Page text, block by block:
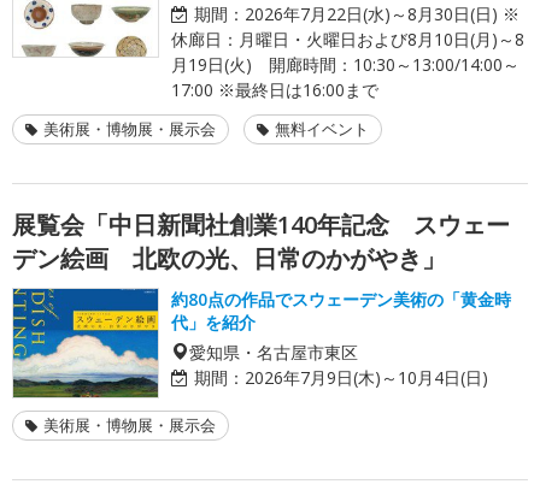
期間： 2026年7月22日(水)～8月30日(日) ※
休廊日：月曜日・火曜日および8月10日(月)～8
月19日(火) 開廊時間：10:30～13:00/14:00～
17:00 ※最終日は16:00まで
美術展・博物展・展示会 無料イベント
展覧会「中日新聞社創業140年記念 スウェー
デン絵画 北欧の光、日常のかがやき」
約80点の作品でスウェーデン美術の「黄金時
代」を紹介
愛知県・名古屋市東区
期間： 2026年7月9日(木)～10月4日(日)
美術展・博物展・展示会